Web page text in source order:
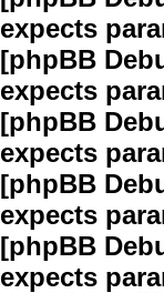
expects
[phpBB
expects
[phpBB
expects
[phpBB
expects
[phpBB
expects